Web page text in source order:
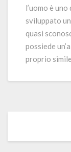
l’uomo è
sviluppato
quasi
possiede
proprio